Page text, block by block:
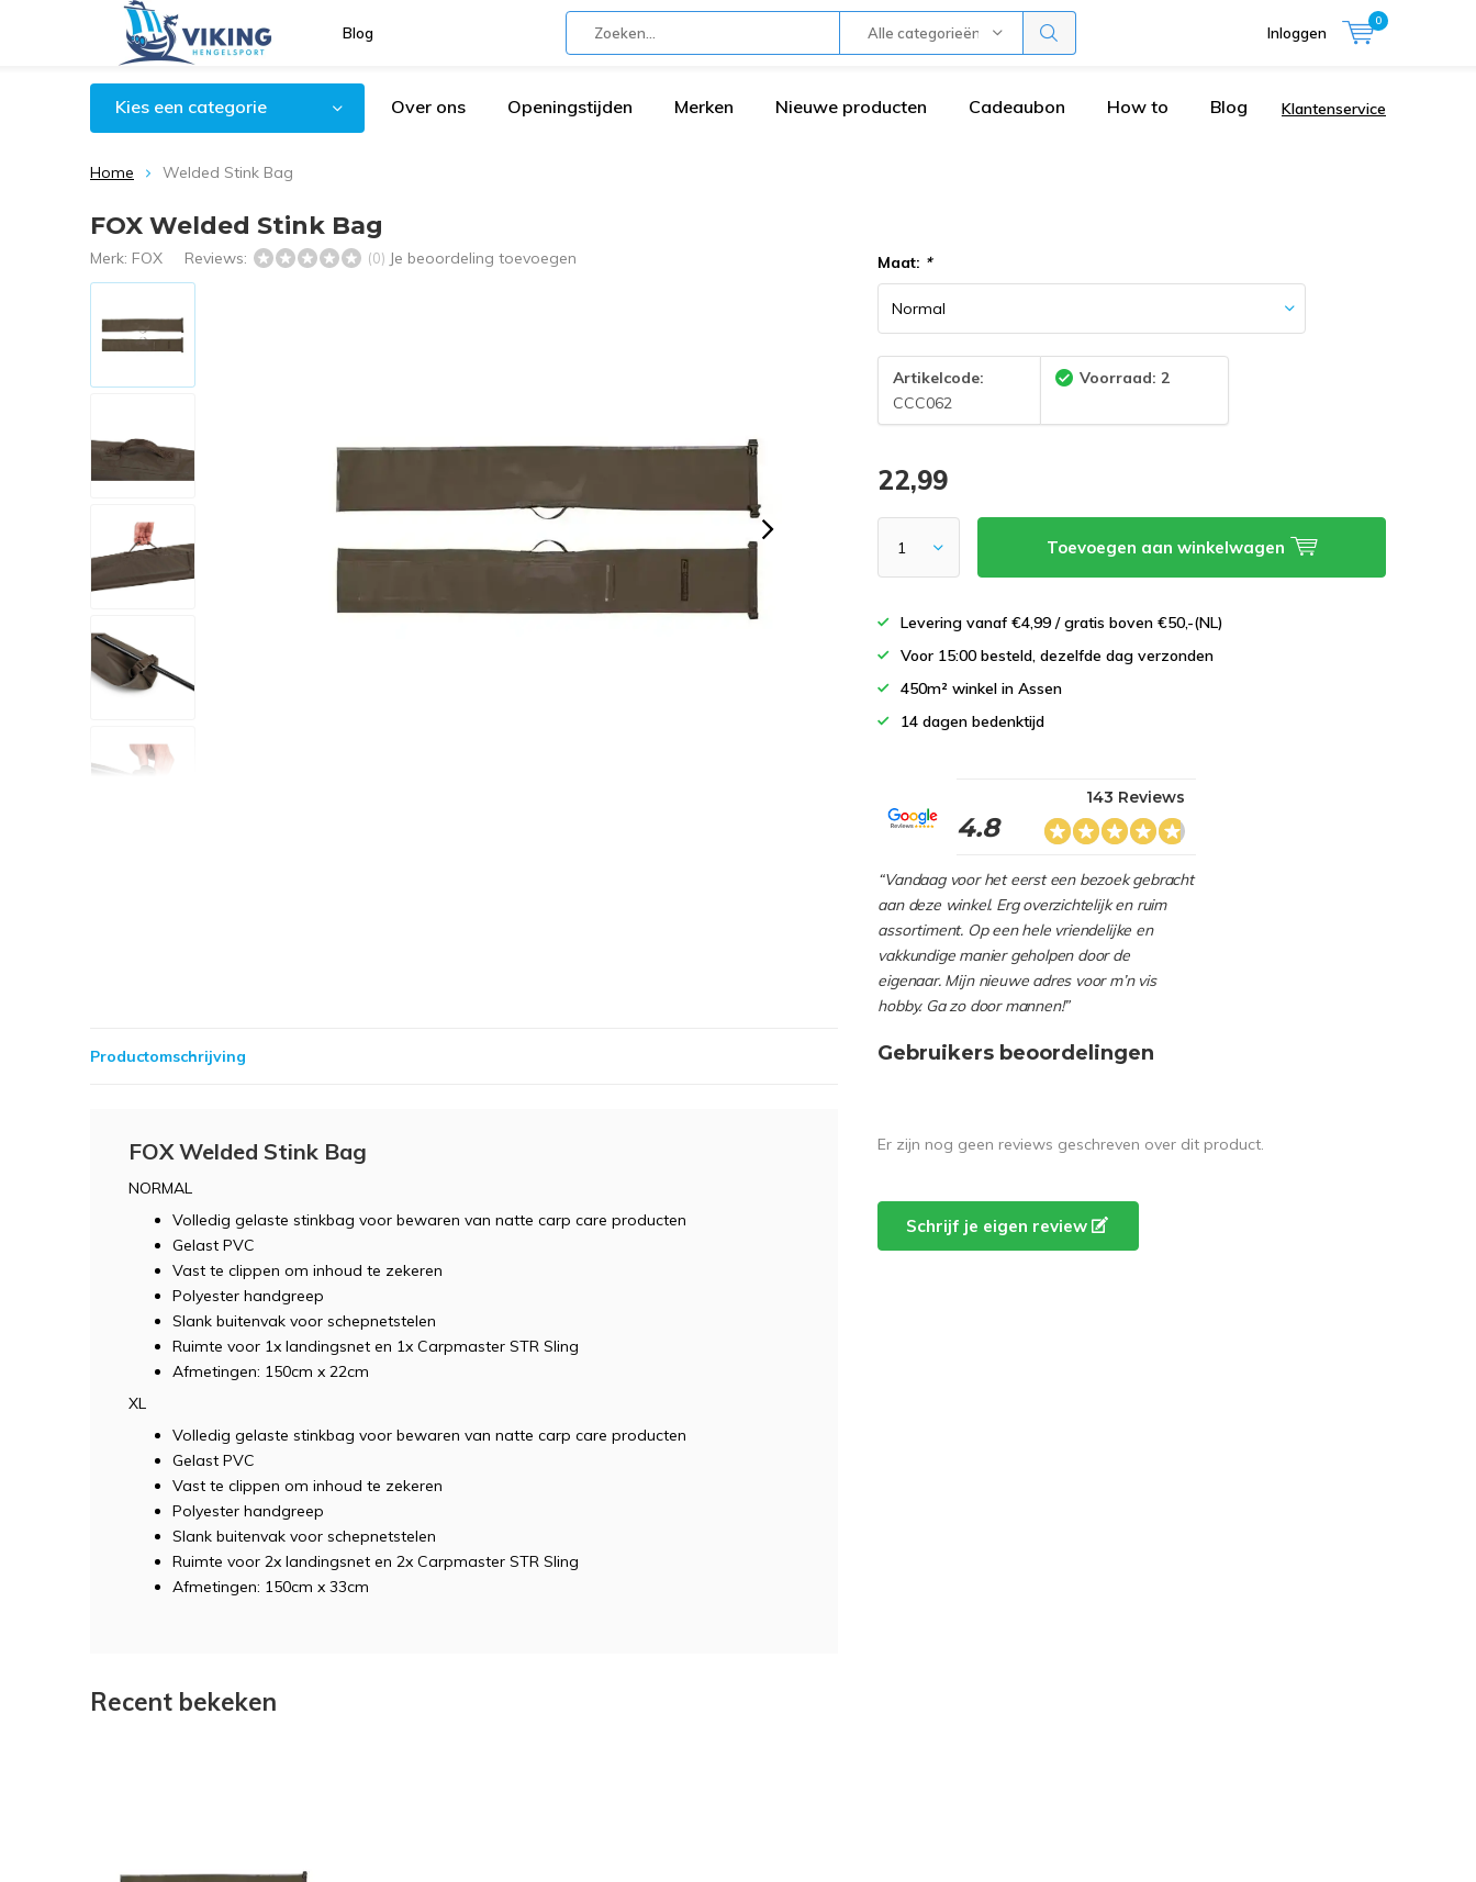
Blog Alle categorieën Inloggen
0
Kies een categorie Over ons Openingstijden Merken Nieuwe producten Cadeaubon How to Blog Klantenservice
Home Welded Stink Bag
FOX Welded Stink Bag
Merk: FOX Reviews: (0) Je beoordeling toevoegen Maat: *
Artikelcode:
CCC062
Voorraad: 2
22,99
Toevoegen aan winkelwagen
Levering vanaf €4,99 / gratis boven €50,-(NL)
Voor 15:00 besteld, dezelfde dag verzonden
450m² winkel in Assen
14 dagen bedenktijd
4.8
143 Reviews
“Vandaag voor het eerst een bezoek gebracht
aan deze winkel. Erg overzichtelijk en ruim
assortiment. Op een hele vriendelijke en
vakkundige manier geholpen door de
eigenaar. Mijn nieuwe adres voor m’n vis
hobby. Ga zo door mannen!”
Productomschrijving
FOX Welded Stink Bag
NORMAL
Volledig gelaste stinkbag voor bewaren van natte carp care producten
Gelast PVC
Vast te clippen om inhoud te zekeren
Polyester handgreep
Slank buitenvak voor schepnetstelen
Ruimte voor 1x landingsnet en 1x Carpmaster STR Sling
Afmetingen: 150cm x 22cm
XL
Volledig gelaste stinkbag voor bewaren van natte carp care producten
Gelast PVC
Vast te clippen om inhoud te zekeren
Polyester handgreep
Slank buitenvak voor schepnetstelen
Ruimte voor 2x landingsnet en 2x Carpmaster STR Sling
Afmetingen: 150cm x 33cm
Gebruikers beoordelingen
Er zijn nog geen reviews geschreven over dit product.
Schrijf je eigen review
Recent bekeken